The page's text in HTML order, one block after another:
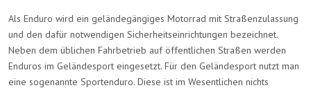
Als Enduro wird ein geländegängiges Motorrad mit Straßenzulassung
und den dafür notwendigen Sicherheitseinrichtungen bezeichnet.
Neben dem üblichen Fahrbetrieb auf öffentlichen Straßen werden
Enduros im Geländesport eingesetzt. Für den Geländesport nutzt man
eine sogenannte Sportenduro. Diese ist im Wesentlichen nichts